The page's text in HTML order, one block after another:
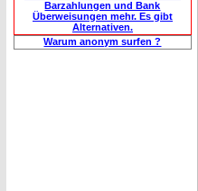
Barzahlungen und Bank
Überweisungen mehr. Es gibt
Alternativen.
Warum anonym surfen ?